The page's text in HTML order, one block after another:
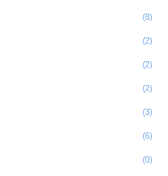
(8)
(2)
(2)
(2)
(3)
(6)
(0)